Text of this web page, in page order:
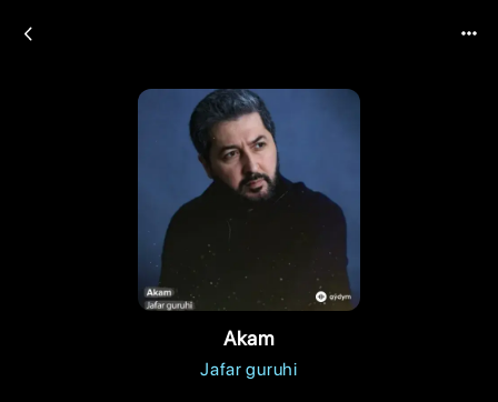
Akam
Jafar guruhi